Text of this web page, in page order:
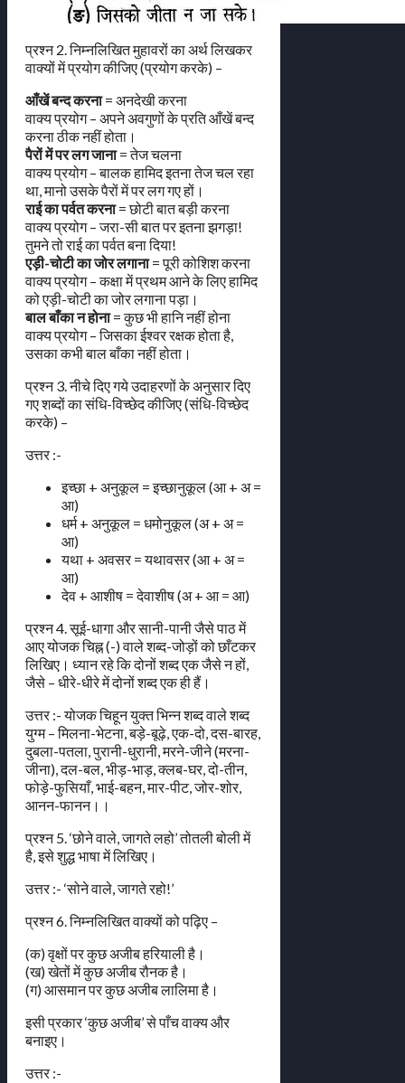
प्रश्न 2. निम्नलिखित मुहावरों का अर्थ लिखकर
वाक्यों में प्रयोग कीजिए (प्रयोग करके) –
आँखें बन्द करना= अनदेखी करना
वाक्य प्रयोग – अपने अवगुणों के प्रति आँखें बन्द
करना ठीक नहीं होता।
पैरों में पर लग जाना= तेज चलना
वाक्य प्रयोग – बालक हामिद इतना तेज चल रहा
था, मानो उसके पैरों में पर लग गए हों।
राई का पर्वत करना= छोटी बात बड़ी करना
वाक्य प्रयोग – जरा-सी बात पर इतना झगड़ा!
तुमने तो राई का पर्वत बना दिया!
एड़ी-चोटी का जोर लगाना= पूरी कोशिश करना
वाक्य प्रयोग – कक्षा में प्रथम आने के लिए हामिद
को एड़ी-चोटी का जोर लगाना पड़ा।
बाल बाँका न होना= कुछ भी हानि नहीं होना
वाक्य प्रयोग – जिसका ईश्वर रक्षक होता है,
उसका कभी बाल बाँका नहीं होता।
प्रश्न 3. नीचे दिए गये उदाहरणों के अनुसार दिए
गए शब्दों का संधि-विच्छेद कीजिए (संधि-विच्छेद
करके) –
उत्तर :-
इच्छा + अनुकूल = इच्छानुकूल (आ + अ =
आ)
धर्म + अनुकूल = धमोनुकूल (अ + अ =
आ)
यथा + अवसर = यथावसर (आ + अ =
आ)
देव + आशीष = देवाशीष (अ + आ = आ)
प्रश्न 4. सूई-धागा और सानी-पानी जैसे पाठ में
आए योजक चिह्न (-) वाले शब्द-जोड़ों को छाँटकर
लिखिए। ध्यान रहे कि दोनों शब्द एक जैसे न हों,
जैसे – धीरे-धीरे में दोनों शब्द एक ही हैं।
उत्तर :- योजक चिहून युक्त भिन्न शब्द वाले शब्द
युग्म – मिलना-भेटना, बड़े-बूढ़े, एक-दो, दस-बारह,
दुबला-पतला, पुरानी-धुरानी, मरने-जीने (मरना-
जीना), दल-बल, भीड़-भाड़, क्लब-घर, दो-तीन,
फोड़े-फुसियाँ, भाई-बहन, मार-पीट, जोर-शोर,
आनन-फानन।।
प्रश्न 5. ‘छोने वाले, जागते लहो’ तोतली बोली में
है, इसे शुद्ध भाषा में लिखिए।
उत्तर :- ‘सोने वाले, जागते रहो!’
प्रश्न 6. निम्नलिखित वाक्यों को पढ़िए –
(क) वृक्षों पर कुछ अजीब हरियाली है।
(ख) खेतों में कुछ अजीब रौनक है।
(ग) आसमान पर कुछ अजीब लालिमा है।
इसी प्रकार ‘कुछ अजीब’ से पाँच वाक्य और
बनाइए।
उत्तर :-